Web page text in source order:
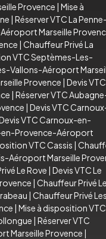
Provence | Mise à
| Réserver VTC La Penne-
Marseille
| Chauffeur Privé La
VTC Septèmes-Les-
Vallons-Aéroport
Provence | Devis VTC
| Réserver VTC
| Devis VTC
VTC Carnoux-en-
en-Provence-Aéroport
VTC Cassis |
Aéroport Marseille
Le Rove | Devis VTC Le
| Chauffeur Privé Le
| Chauffeur Privé Les
| Mise à disposition VTC
| Réserver VTC
Marseille Provence |